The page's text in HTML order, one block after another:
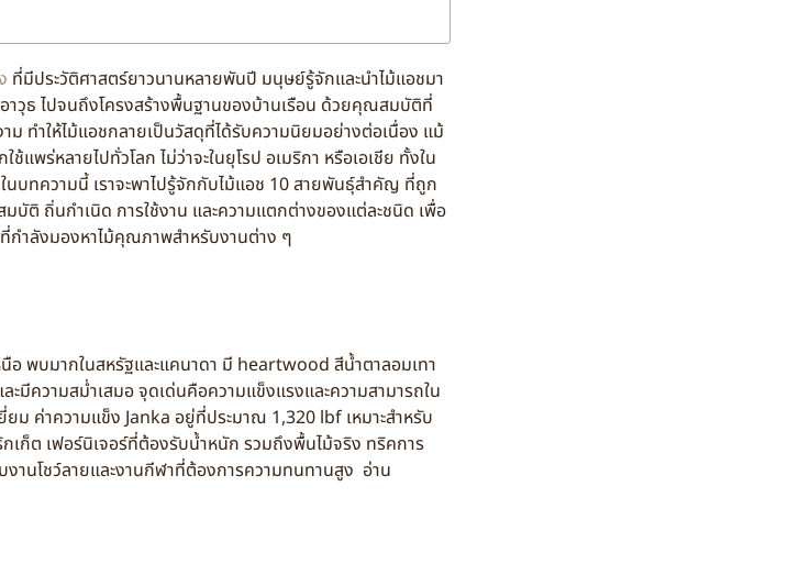
ที่มีประวัติศาสตร์ยาวนานหลายพันปี มนุษย์รู้จักและนำไม้แอชมา
าวุธ ไปจนถึงโครงสร้างพื้นฐานของบ้านเรือน ด้วยคุณสมบัติที่
ทำให้ไม้แอชกลายเป็นวัสดุที่ได้รับความนิยมอย่างต่อเนื่อง แม้
พร่หลายไปทั่วโลก ไม่ว่าจะในยุโรป อเมริกา หรือเอเชีย ทั้งใน
นบทความนี้ เราจะพาไปรู้จักกับไม้แอช 10 สายพันธุ์สำคัญ ที่ถูก
ติ ถิ่นกำเนิด การใช้งาน และความแตกต่างของแต่ละชนิด เพื่อ
กำลังมองหาไม้คุณภาพสำหรับงานต่าง ๆ
อ พบมากในสหรัฐและแคนาดา มี heartwood สีน้ำตาลอมเทา
มีความสม่ำเสมอ จุดเด่นคือความแข็งแรงและความสามารถใน
ม ค่าความแข็ง Janka อยู่ที่ประมาณ 1,320 lbf เหมาะสำหรับ
เก็ต เฟอร์นิเจอร์ที่ต้องรับน้ำหนัก รวมถึงพื้นไม้จริง ทริคการ
งานโชว์ลายและงานกีฬาที่ต้องการความทนทานสูง อ่าน